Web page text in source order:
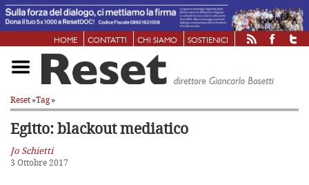
HOME CONTATTI CHI SIAMO SOSTIENICI
Reset»Tag»
Egitto: blackout mediatico
Jo Schietti
3 Ottobre 2017